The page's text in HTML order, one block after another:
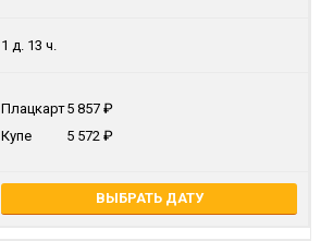
1 д. 13 ч.
Плацкарт5 857
Купе
5 572
ВЫБРАТЬ ДАТУ